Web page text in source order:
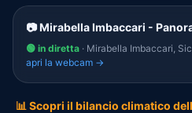
📷 Mirabella Imbaccari -
🟢 in diretta · Mirabella Imbaccari,
apri la webcam →
📊 Scopri il bilancio climatico